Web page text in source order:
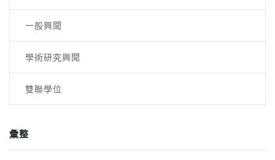
一般興聞
學術研究興聞
雙聯學位
彙整